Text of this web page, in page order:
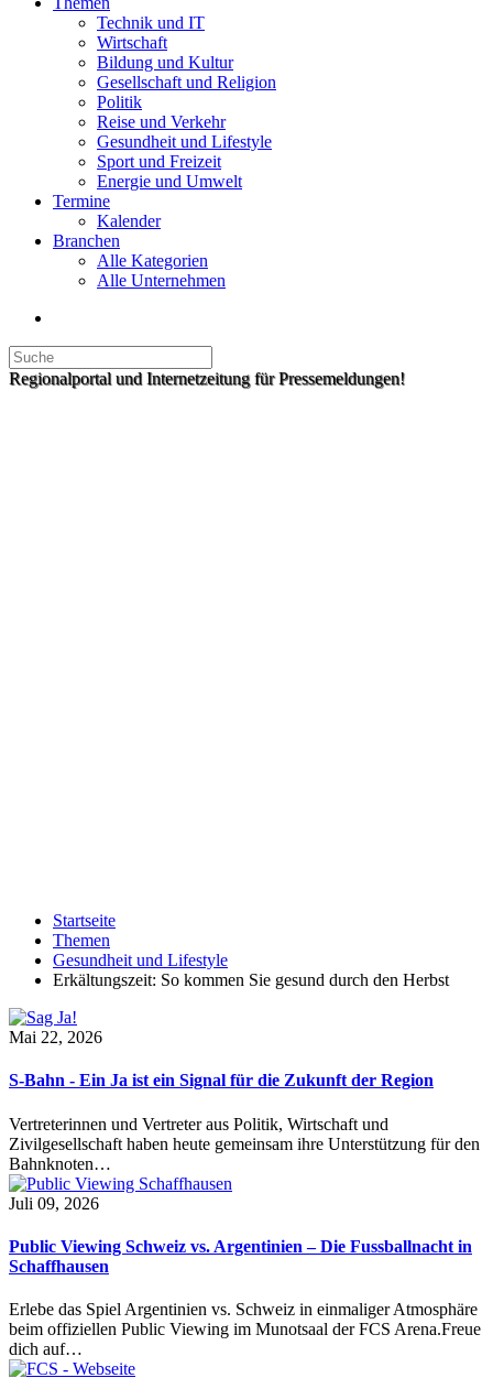
Technik und IT
Wirtschaft
Bildung und Kultur
Gesellschaft und Religion
Politik
Reise und Verkehr
Gesundheit und Lifestyle
Sport und Freizeit
Energie und Umwelt
Termine
Kalender
Branchen
Alle Kategorien
Alle Unternehmen
Regionalportal und Internetzeitung für Pressemeldungen!
Startseite
Themen
Gesundheit und Lifestyle
Erkältungszeit: So kommen Sie gesund durch den Herbst
Mai 22, 2026
S-Bahn - Ein Ja ist ein Signal für die Zukunft der Region
Vertreterinnen und Vertreter aus Politik, Wirtschaft und
Zivilgesellschaft haben heute gemeinsam ihre Unterstützung für den
Bahnknoten…
Juli 09, 2026
Public Viewing Schweiz vs. Argentinien – Die Fussballnacht in
Schaffhausen
Erlebe das Spiel Argentinien vs. Schweiz in einmaliger Atmosphäre
beim offiziellen Public Viewing im Munotsaal der FCS Arena.Freue
dich auf…